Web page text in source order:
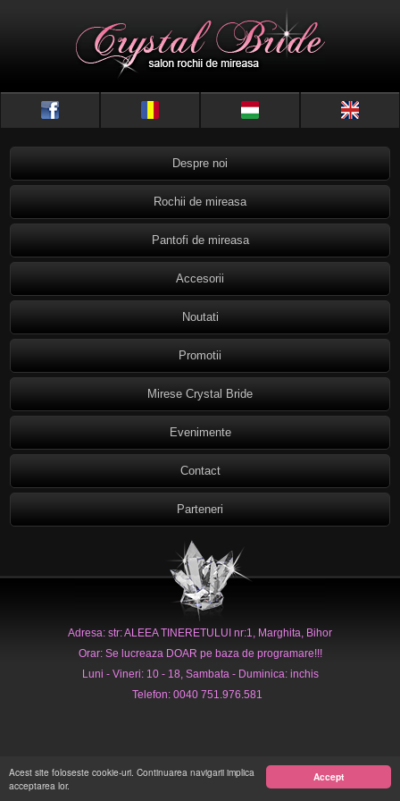
Accept
Acest site foloseste cookie-uri. Continuarea navigarii implica
acceptarea lor.
Despre noi
Rochii de mireasa
Pantofi de mireasa
Accesorii
Noutati
Promotii
Mirese Crystal Bride
Evenimente
Contact
Parteneri
Adresa: str: ALEEA TINERETULUI nr:1, Marghita, Bihor
Orar: Se lucreaza DOAR pe baza de programare!!!
Luni - Vineri: 10 - 18, Sambata - Duminica: inchis
Telefon: 0040 751.976.581